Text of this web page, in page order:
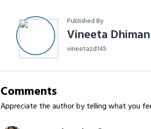
Published By
Vineeta Dhiman
vineetazd145
Comments
Appreciate the author by telling what you